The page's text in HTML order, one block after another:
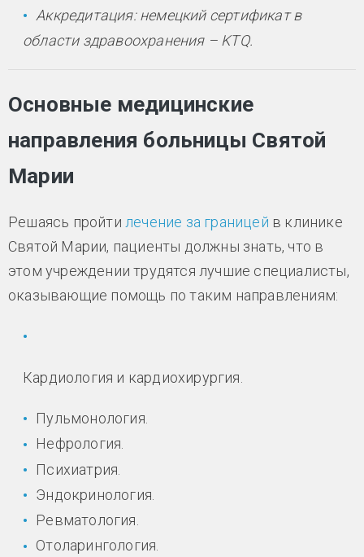
Аккредитация: немецкий сертификат в
области здравоохранения – KTQ.
Основные медицинские
направления больницы Святой
Марии
Решаясь пройти лечение за границей в клинике
Святой Марии, пациенты должны знать, что в
этом учреждении трудятся лучшие специалисты,
оказывающие помощь по таким направлениям:
Кардиология и кардиохирургия.
Пульмонология.
Нефрология.
Психиатрия.
Эндокринология.
Ревматология.
Отоларингология.